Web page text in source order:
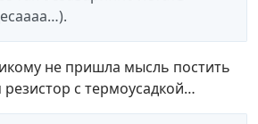
не пришла мысль постить
с термоусадкой…